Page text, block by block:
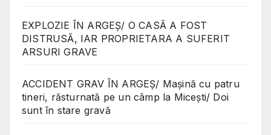
EXPLOZIE ÎN ARGEȘ/ O CASĂ A FOST
DISTRUSĂ, IAR PROPRIETARA A SUFERIT
ARSURI GRAVE
ACCIDENT GRAV ÎN ARGEȘ/ Mașină cu patru
tineri, răsturnată pe un câmp la Micești/ Doi
sunt în stare gravă